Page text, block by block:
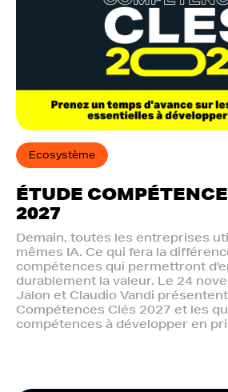
Ecosystème
ÉTUDE
2027
Demain, toutes les entreprises
mêmes IA. Ce qui fera la
compétences qui permettront
durablement la valeur. Le 24
Jalon et Claudio Vandi
Compétences Clés 2027 et les
compétences à développer en